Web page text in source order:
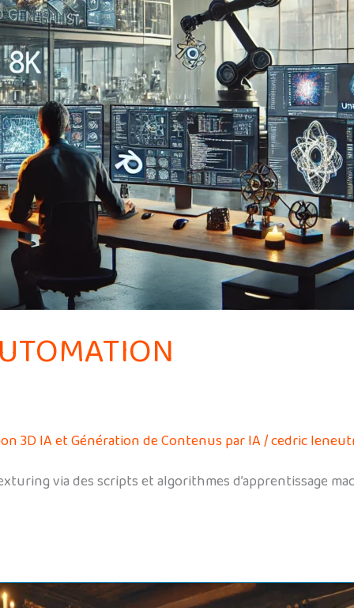
3D IA et Génération de Contenus par IA/cedric
via des scripts et algorithmes d’apprentissage